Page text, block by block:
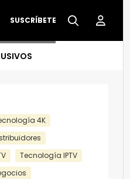
SUSCRÍBETE
4K
Tecnología IPTV